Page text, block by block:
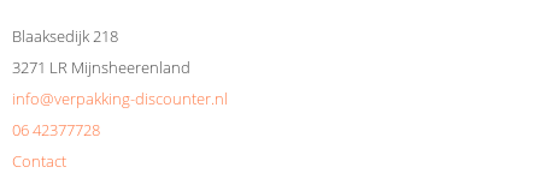
Blaaksedijk 218
3271 LR Mijnsheerenland
info@verpakking-discounter.nl
06 42377728
Contact